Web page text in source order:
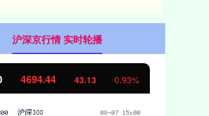
沪深京行情 实时轮播
1134.24 11.37 1.01%